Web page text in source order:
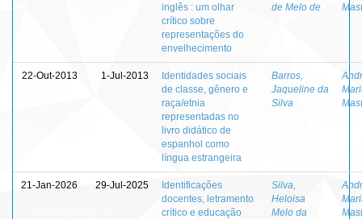
inglês : um olhar
crítico sobre
representações do
envelhecimento
de Melo de
22-Out-2013 1-Jul-2013
Identidades sociais
de classe, gênero e
raça/etnia
representadas no
livro didático de
espanhol como
língua estrangeira
Barros,
Jaqueline da
Silva
21-Jan-2026 29-Jul-2025
Identificações
docentes, letramento
crítico e educação
Silva,
Heloisa
Melo da